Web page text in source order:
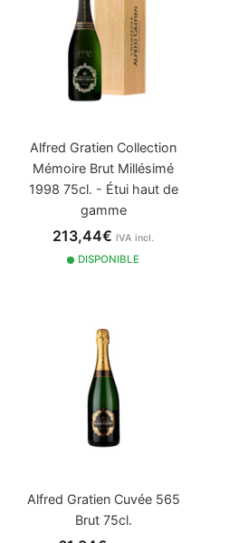
Alfred Gratien Collection
Mémoire Brut Millésimé
1998 75cl. - Étui haut de
gamme
213,44€ IVA incl.
DISPONIBLE
Alfred Gratien Cuvée 565
Brut 75cl.